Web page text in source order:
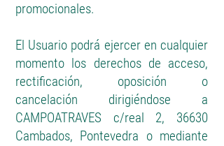
promocionales.
El Usuario podrá ejercer en cualquier
momento los derechos de acceso,
rectificación, oposición o
cancelación dirigiéndose a
CAMPOATRAVES c/real 2, 36630
Cambados, Pontevedra o mediante